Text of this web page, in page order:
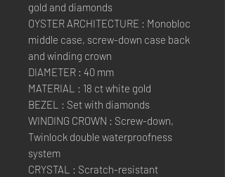
gold and diamonds
OYSTER ARCHITECTURE : Monobloc
middle case, screw-down case back
and winding crown
DIAMETER : 40 mm
MATERIAL : 18 ct white gold
BEZEL : Set with diamonds
WINDING CROWN : Screw-down,
Twinlock double waterproofness
system
CRYSTAL : Scratch-resistant